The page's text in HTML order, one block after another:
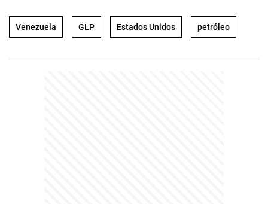
Venezuela GLP Estados Unidos petróleo